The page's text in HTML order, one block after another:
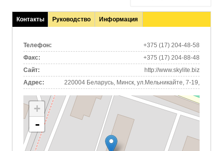
Контакты
(активная
Руководство Информация
Телефон:
+375 (17) 204-48-58
Факс:
+375 (17) 204-88-48
Сайт:
http://www.skylite.biz
Адрес:
220004 Беларусь, Минск, ул.Мельникайте, 7-19,
+
-